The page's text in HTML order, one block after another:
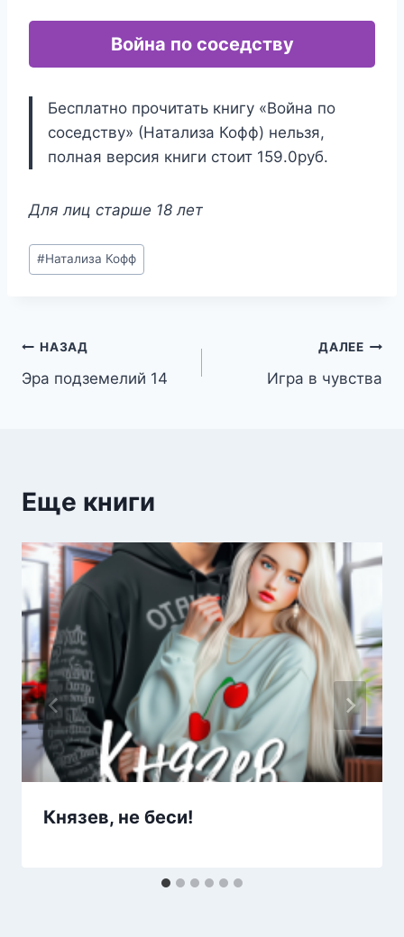
Война по соседству
Бесплатно прочитать книгу «Война по
соседству» (Натализа Кофф) нельзя,
полная версия книги стоит 159.0руб.
Для лиц старше 18 лет
Метки
записи:
#Натализа Кофф
Навигация
по
НАЗАД
Эра подземелий 14
ДАЛЕЕ
Игра в чувства
Еще книги
Князев, не беси!